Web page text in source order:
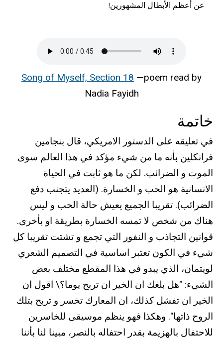
عن أعظم الأبطال المشهورين!
Song of Myself, Section 18 —poem read by
Nadia Fayidh
خاتمة
في تعليقه على الدستور الامريكي، قال بنجامين
فرانكلين بأنه ما من شيء مؤكد في هذا العالم سوى
الموت و الضرائب. لكن ما هو ثابت في الحياة
الانسانية هو الحب و الخسارة. (العديد يتجنب دفع
الضرائب). تقريبا الجميع يعيش حالة الحب و ليس
هناك من شخص لا تمسه الخسارة بطريقة او بأخرى.
قوانين التجاذب و النفور التي تجمع و تشتت تقريبا كل
شيء في الكون تعتبر اساسية في التصميم الشعري
لويتمان، الذي يبدو في هذا المقطع مختلف بعض
الشيء: "هل بلغك ان الخير ان تربح يوما؟\ اقول ان
الخير ان تفشل كذلك، ان المعارك تخسر و تربح بتلك
الروح ذاتها". وهكذا فهو ينظم موسيقى للخاسرين
للاحتفال بالهزيمة بقدر احتفاله بالنصر، مبينا لنا بأننا